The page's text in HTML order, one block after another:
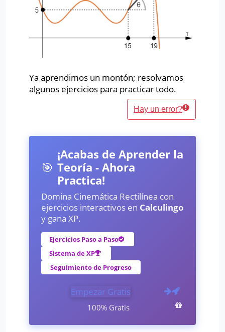
Ya aprendimos un montón; resolvamos
algunos ejercicios para practicar todo.
Hay un error?
🎯
¡Acabas de Aprender la
Teoría - Ahora
Practica!
Domina Cinemática Rectilínea con
ejercicios interactivos en Calculingo
y gana XP.
Ejercicios Paso a Paso
Sistema de XP
Seguimiento de Progreso
Empezar Gratis
100% Gratis